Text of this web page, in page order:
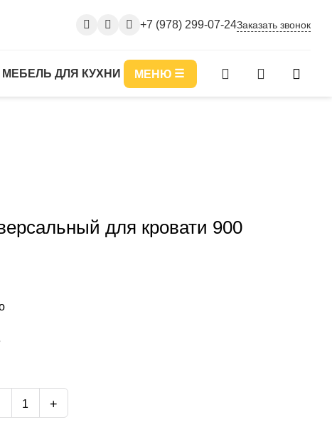
+7 (978) 299-07-24Заказать звонок
МЕБЕЛЬ ДЛЯ КУХНИ МЕНЮ
для кровати 900